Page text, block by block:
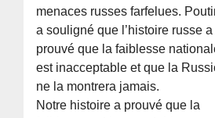
menaces russes farfelues.
a souligné que l’histoire russe a
prouvé que la faiblesse
est inacceptable et que la
ne la montrera jamais.
Notre histoire a prouvé que la